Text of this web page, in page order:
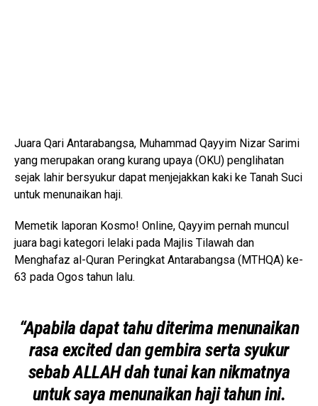
Juara Qari Antarabangsa, Muhammad Qayyim Nizar Sarimi
yang merupakan orang kurang upaya (OKU) penglihatan
sejak lahir bersyukur dapat menjejakkan kaki ke Tanah Suci
untuk menunaikan haji.
Memetik laporan Kosmo! Online, Qayyim pernah muncul
juara bagi kategori lelaki pada Majlis Tilawah dan
Menghafaz al-Quran Peringkat Antarabangsa (MTHQA) ke-
63 pada Ogos tahun lalu.
“Apabila dapat tahu diterima menunaikan
rasa excited dan gembira serta syukur
sebab ALLAH dah tunai kan nikmatnya
untuk saya menunaikan haji tahun ini.